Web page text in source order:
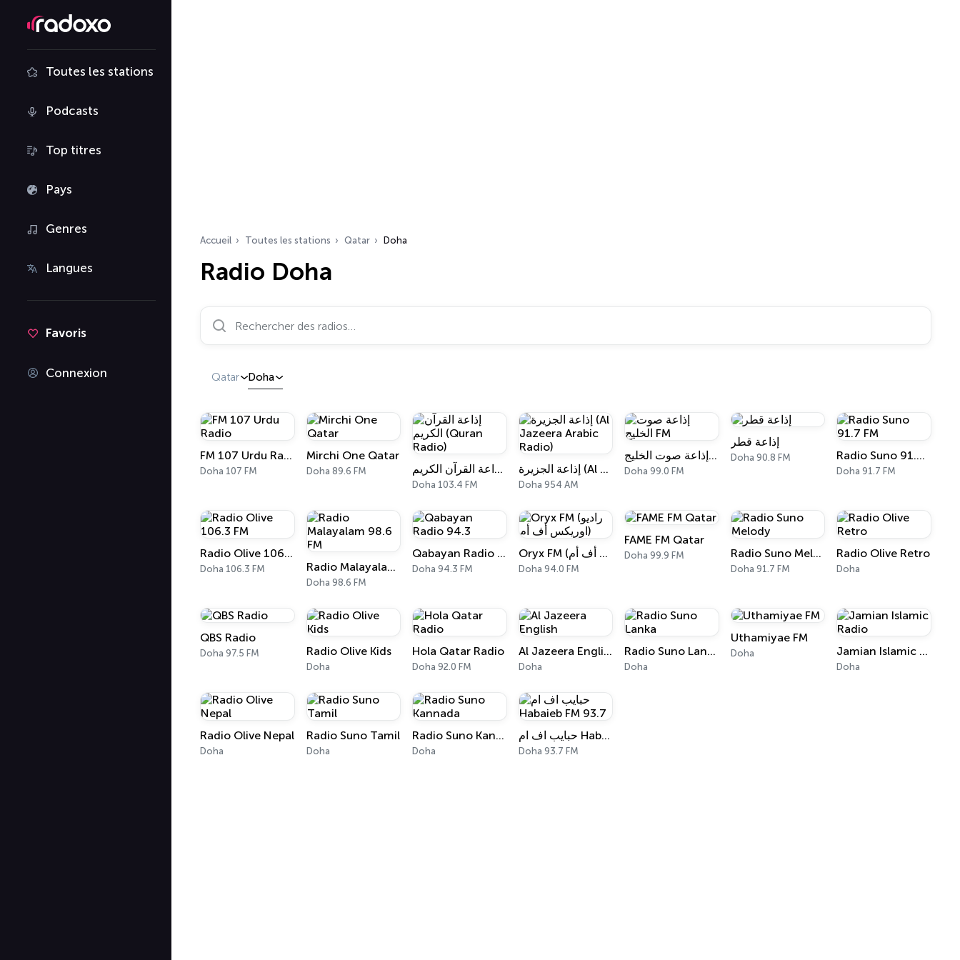
Toutes les stations
Podcasts
Top titres
Pays
Genres
Langues
Favoris
Connexion
Accueil Toutes les stations Qatar Doha
Radio Doha
Rechercher des radios…
Qatar Doha
FM 107 Urdu Radio
Doha 107 FM
Mirchi One Qatar
Doha 89.6 FM إذاعة القرآن الكريم (Quran Radio)
Doha 103.4 FM
إذاعة الجزيرة (Al Jazeera Arabic Radio)
Doha 954 AM
إذاعة صوت الخليج FM
Doha 99.0 FM
إذاعة قطر
Doha 90.8 FM Radio Suno 91.7 FM
Doha 91.7 FM
Radio Olive 106.3 FM
Doha 106.3 FM Radio Malayalam 98.6 FM
Doha 98.6 FM
Qabayan Radio 94.3
Doha 94.3 FM
Oryx FM (راديو اوريكس أف أم)
Doha 94.0 FM
FAME FM Qatar
Doha 99.9 FM Radio Suno Melody
Doha 91.7 FM
Radio Olive Retro
Doha
QBS Radio
Doha 97.5 FM Radio Olive Kids
Doha
Hola Qatar Radio
Doha 92.0 FM
Al Jazeera English
Doha
Radio Suno Lanka
Doha
Uthamiyae FM
Doha Jamian Islamic Radio
Doha
Radio Olive Nepal
Doha
Radio Suno Tamil
Doha
Radio Suno Kannada
Doha
حبايب اف ام Habaieb FM 93.7
Doha 93.7 FM